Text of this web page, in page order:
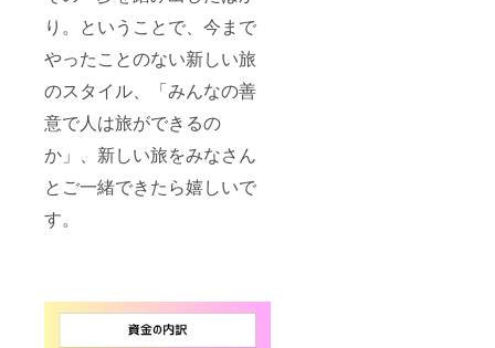
り。ということで、今まで
やったことのない新しい旅
のスタイル、「みんなの善
意で人は旅ができるの
か」、新しい旅をみなさん
とご一緒できたら嬉しいで
す。